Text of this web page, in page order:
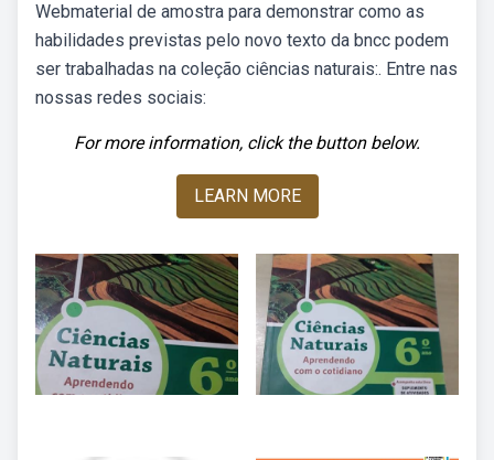
Webmaterial de amostra para demonstrar como as
habilidades previstas pelo novo texto da bncc podem
ser trabalhadas na coleção ciências naturais:. Entre nas
nossas redes sociais:
For more information, click the button below.
LEARN MORE